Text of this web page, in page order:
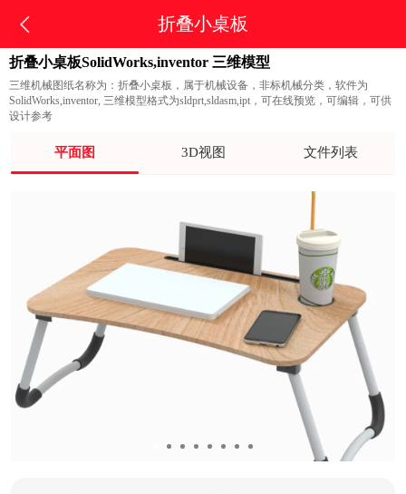
折叠小桌板
折叠小桌板SolidWorks,inventor 三维模型
三维机械图纸名称为：折叠小桌板，属于机械设备，非标机械分类，软件为
SolidWorks,inventor, 三维模型格式为sldprt,sldasm,ipt，可在线预览，可编辑，可供
设计参考
平面图 3D视图 文件列表